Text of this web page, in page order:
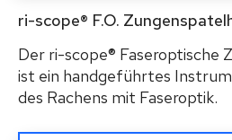
ri-scope® F.O.
Der ri-scope® Faseroptische
ist ein handgeführtes
des Rachens mit Faseroptik.